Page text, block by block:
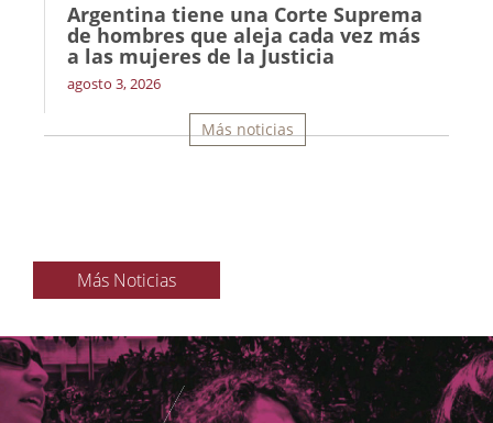
Argentina tiene una Corte Suprema
de hombres que aleja cada vez más
a las mujeres de la Justicia
agosto 3, 2026
Más noticias
Más Noticias